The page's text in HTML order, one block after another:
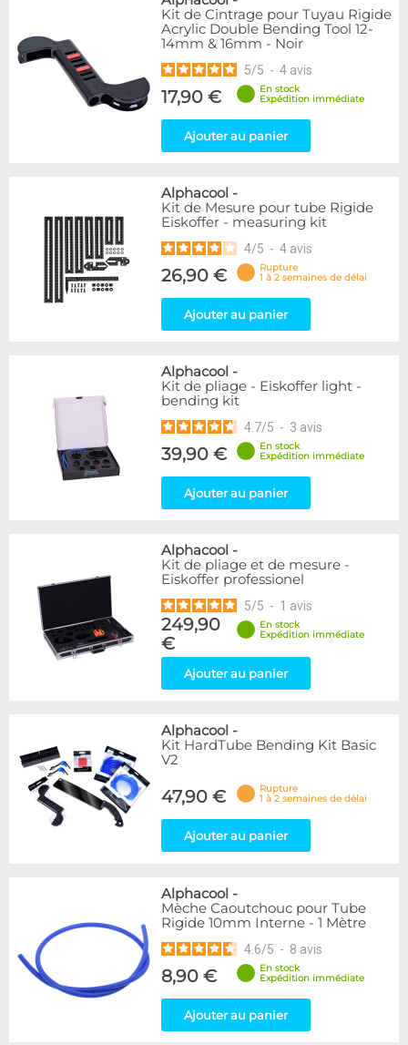
Kit de Cintrage pour Tuyau Rigide
Acrylic Double Bending Tool 12-
14mm & 16mm - Noir
5/5 - 4 avis
17,90 €
En stock
Expédition immédiate
Ajouter au panier
Alphacool -
Kit de Mesure pour tube Rigide
Eiskoffer - measuring kit
4/5 - 4 avis
26,90 €
Rupture
1 à 2 semaines de délai
Ajouter au panier
Alphacool -
Kit de pliage - Eiskoffer light -
bending kit
4.7/5 - 3 avis
39,90 €
En stock
Expédition immédiate
Ajouter au panier
Alphacool -
Kit de pliage et de mesure -
Eiskoffer professionel
5/5 - 1 avis
249,90
€
En stock
Expédition immédiate
Ajouter au panier
Alphacool -
Kit HardTube Bending Kit Basic
V2
47,90 €
Rupture
1 à 2 semaines de délai
Ajouter au panier
Alphacool -
Mèche Caoutchouc pour Tube
Rigide 10mm Interne - 1 Mètre
4.6/5 - 8 avis
8,90 €
En stock
Expédition immédiate
Ajouter au panier